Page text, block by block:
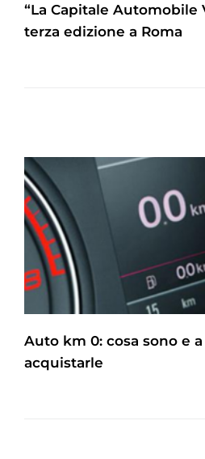
“La Capitale Automobile
terza edizione a Roma
Auto km 0: cosa sono e
acquistarle